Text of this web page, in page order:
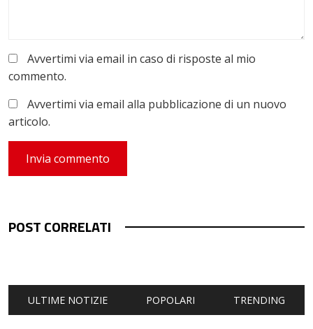
Avvertimi via email in caso di risposte al mio
commento.
Avvertimi via email alla pubblicazione di un nuovo
articolo.
POST CORRELATI
ULTIME NOTIZIE POPOLARI TRENDING